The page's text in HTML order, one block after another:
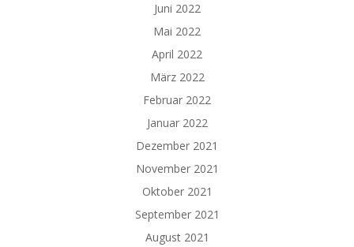
Juni 2022
Mai 2022
April 2022
März 2022
Februar 2022
Januar 2022
Dezember 2021
November 2021
Oktober 2021
September 2021
August 2021